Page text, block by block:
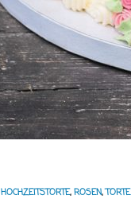
HOCHZEITSTORTE, ROSEN, TORTE